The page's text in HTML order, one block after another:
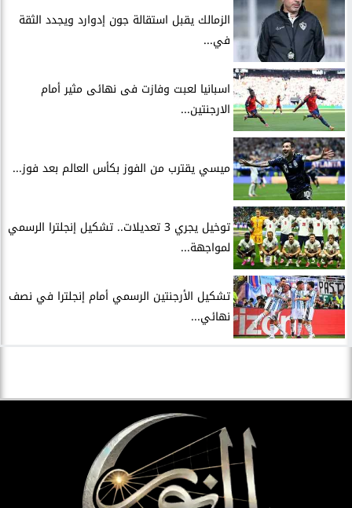
الزمالك يقبل استقالة جون إدوارد ويجدد الثقة
في...
اسبانيا لعبت وفازت فى نهائى مثير أمام
الارجنتين...
ميسي يقترب من الفوز بكأس العالم بعد فوز...
توخيل يجري 3 تعديلات.. تشكيل إنجلترا الرسمي
لمواجهة...
تشكيل الأرجنتين الرسمي أمام إنجلترا في نصف
نهائي...